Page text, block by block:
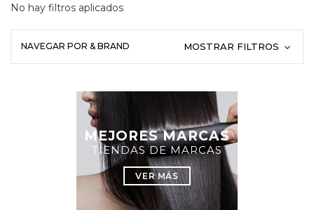
No hay filtros aplicados
NAVEGAR POR & BRAND MOSTRAR FILTROS
MEJORES MARCAS
TIENDAS DE MARCAS
VER MÁS